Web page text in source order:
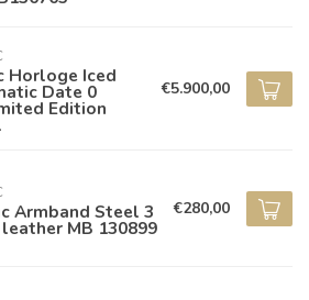
Horloge Iced
Date 0
Edition
€5.900,00
Armband Steel 3
MB 130899
€280,00